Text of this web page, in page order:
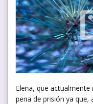
Elena, que actualmente
pena de prisión ya que,